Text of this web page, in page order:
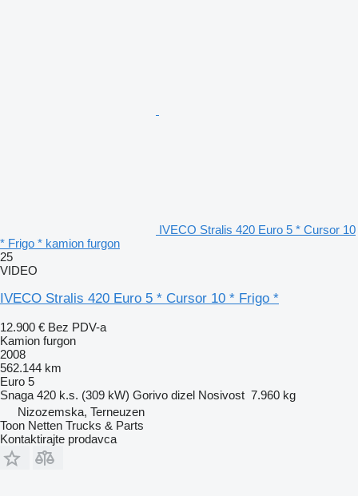
IVECO Stralis 420 Euro 5 * Cursor 10
* Frigo * kamion furgon
25
VIDEO
IVECO Stralis 420 Euro 5 * Cursor 10 * Frigo *
12.900 € Bez PDV-a
Kamion furgon
2008
562.144 km
Euro 5
Snaga 420 k.s. (309 kW) Gorivo dizel Nosivost 7.960 kg
Nizozemska, Terneuzen
Toon Netten Trucks & Parts
Kontaktirajte prodavca